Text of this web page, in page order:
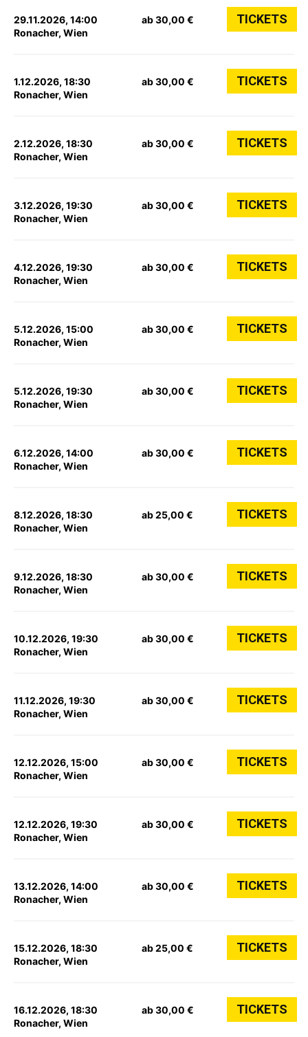
29.11.2026, 14:00
Ronacher, Wien
ab 30,00 € TICKETS
1.12.2026, 18:30
Ronacher, Wien
ab 30,00 € TICKETS
2.12.2026, 18:30
Ronacher, Wien
ab 30,00 € TICKETS
3.12.2026, 19:30
Ronacher, Wien
ab 30,00 € TICKETS
4.12.2026, 19:30
Ronacher, Wien
ab 30,00 € TICKETS
5.12.2026, 15:00
Ronacher, Wien
ab 30,00 € TICKETS
5.12.2026, 19:30
Ronacher, Wien
ab 30,00 € TICKETS
6.12.2026, 14:00
Ronacher, Wien
ab 30,00 € TICKETS
8.12.2026, 18:30
Ronacher, Wien
ab 25,00 € TICKETS
9.12.2026, 18:30
Ronacher, Wien
ab 30,00 € TICKETS
10.12.2026, 19:30
Ronacher, Wien
ab 30,00 € TICKETS
11.12.2026, 19:30
Ronacher, Wien
ab 30,00 € TICKETS
12.12.2026, 15:00
Ronacher, Wien
ab 30,00 € TICKETS
12.12.2026, 19:30
Ronacher, Wien
ab 30,00 € TICKETS
13.12.2026, 14:00
Ronacher, Wien
ab 30,00 € TICKETS
15.12.2026, 18:30
Ronacher, Wien
ab 25,00 € TICKETS
16.12.2026, 18:30
Ronacher, Wien
ab 30,00 € TICKETS